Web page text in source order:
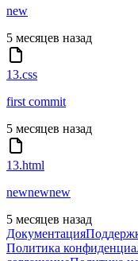
new
5 месяцев назад
13.css
first commit
5 месяцев назад
13.html
newnewnew
5 месяцев назад
Документация
Политика